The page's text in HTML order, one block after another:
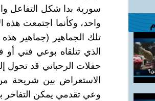
سورية بدا شكل التفاعل
واحد، وكأنما اجتمعت
تلك الجماهير (جماهير
الذي تتلقاه بوعي فني
حفلات الرحباني قد تحول
الاستعراض بين شريحة
وعي تقدمي يمكن التفاخر